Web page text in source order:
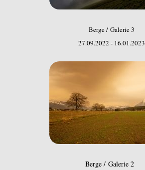
Berge / Galerie 3
27.09.2022 - 16.01.2023
Berge / Galerie 2